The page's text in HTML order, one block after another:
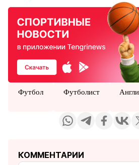
Футбол Футболист
КОММЕНТАРИИ